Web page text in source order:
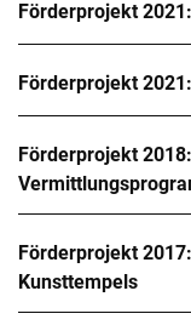
Förderprojekt
Förderprojekt
Förderprojekt
Förderprojekt
Kunsttempels